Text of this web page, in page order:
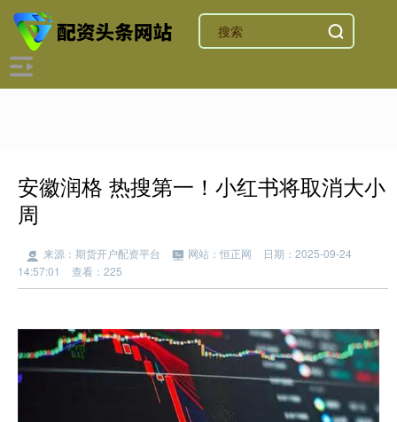
安徽润格 热搜第一！小红书将取消大小
周
来源：期货开户配资平台 网站：恒正网
日期：2025-09-24
14:57:01
查看：225